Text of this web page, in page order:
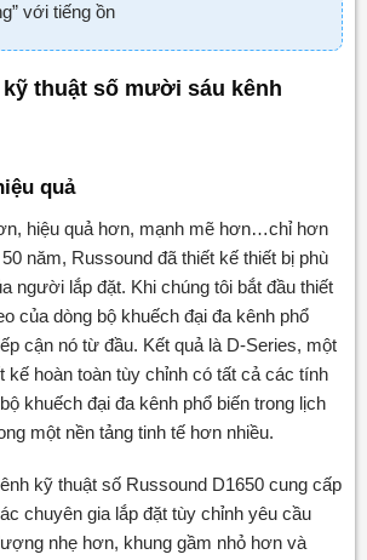
với tiếng ồn
thuật số mười sáu kênh
quả
hiệu quả hơn, mạnh mẽ hơn…chỉ hơn
năm, Russound đã thiết kế thiết bị phù
người lắp đặt. Khi chúng tôi bắt đầu thiết
của dòng bộ khuếch đại đa kênh phổ
cận nó từ đầu. Kết quả là D-Series, một
kế hoàn toàn tùy chỉnh có tất cả các tính
khuếch đại đa kênh phổ biến trong lịch
một nền tảng tinh tế hơn nhiều.
kỹ thuật số Russound D1650 cung cấp
chuyên gia lắp đặt tùy chỉnh yêu cầu
nhẹ hơn, khung gầm nhỏ hơn và